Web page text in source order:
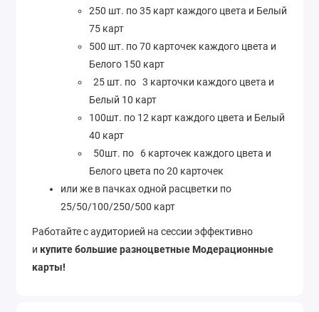
250 шт. по 35 карт каждого цвета и Белый
75 карт
500 шт. по 70 карточек каждого цвета и
Белого 150 карт
25 шт. по 3 карточки каждого цвета и
Белый 10 карт
100шт. по 12 карт каждого цвета и Белый
40 карт
50шт. по 6 карточек каждого цвета и
Белого цвета по 20 карточек
или же в пачках одной расцветки по
25/50/100/250/500 карт
Работайте с аудиторией на сессии эффективно
и купите большие разноцветные Модерационные
карты!